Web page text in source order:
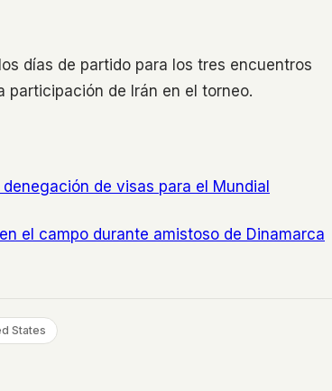
días de partido para los tres encuentros
de Irán en el torneo.
de visas para el Mundial
el campo durante amistoso de Dinamarca
States